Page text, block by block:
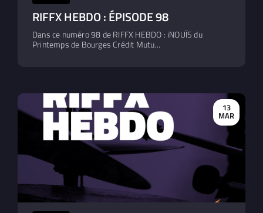
RIFFX HEBDO : ÉPISODE 98
Dans ce numéro 98 de RIFFX HEBDO : iNOUÏS du
Printemps de Bourges Crédit Mutu...
13
MAR